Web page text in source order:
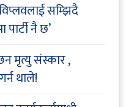
सम्झिदै
नै छ’
मृत्यु संस्कार ,
थाले!